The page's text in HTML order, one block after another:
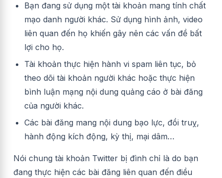
Bạn đang sử dụng một tài khoản mang tính chất
mạo danh người khác. Sử dụng hình ảnh, video
liên quan đến họ khiến gây nên các vấn đề bất
lợi cho họ.
Tài khoản thực hiện hành vi spam liên tục, bỏ
theo dõi tài khoản người khác hoặc thực hiện
bình luận mạng nội dung quảng cáo ở bài đăng
của người khác.
Các bài đăng mang nội dung bạo lực, đồi truỵ,
hành động kích động, kỳ thị, mại dâm…
Nói chung tài khoản Twitter bị đình chỉ là do bạn
đang thực hiện các bài đăng liên quan đến điều